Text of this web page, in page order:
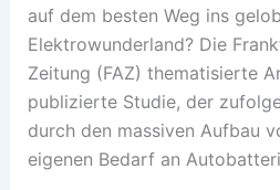
auf dem besten Weg ins
Elektrowunderland? Die
Zeitung (FAZ) thematisierte
publizierte Studie, der
durch den massiven Aufbau
eigenen Bedarf an